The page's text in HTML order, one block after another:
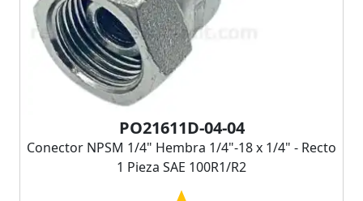
PO21611D-04-04
Conector NPSM 1/4" Hembra 1/4"-18 x 1/4" - Recto
1 Pieza SAE 100R1/R2